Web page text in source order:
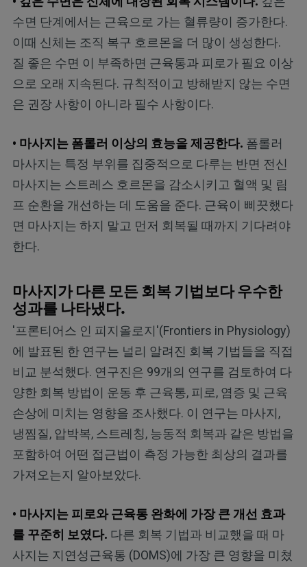
수면 단계에서는 근육으로 가는 혈류량이 증가한다.
이때 신체는 조직 복구 호르몬을 더 많이 생성한다.
질 좋은 수면 이 부족하면 근육통과 피로가 필요 이상
으로 오래 지속된다. 규칙적이고 방해받지 않는 수면
은 권장 사항이 아니라 필수 사항이다.
• 마사지는 폼롤러 이상의 효능을 제공한다. 폼롤러
마사지는 특정 부위를 집중적으로 다루는 반면 전신
마사지는 스트레스 호르몬을 감소시키고 혈액 및 림
프 순환을 개선하는 데 도움을 준다. 근육이 삐끗했다
면 마사지는 하지 말고 먼저 회복될 때까지 기다려야
한다.
마사지가 다른 모든 회복 기법보다 우수한
성과를 나타냈다.
'프론티어스 인 피지올로지'(Frontiers in Physiology)
에 발표된 한 연구는 널리 알려진 회복 기법들을 직접
비교 분석했다. 연구진은 99개의 연구를 검토하여 다
양한 회복 방법이 운동 후 근육통, 피로, 염증 및 근육
손상에 미치는 영향을 조사했다. 이 연구는 마사지,
냉찜질, 압박복, 스트레칭, 능동적 회복과 같은 방법을
포함하여 어떤 접근법이 측정 가능한 최상의 결과를
가져오는지 알아보았다.
• 마사지는 피로와 근육통 완화에 가장 큰 개선 효과
를 꾸준히 보였다. 다른 회복 기법과 비교했을 때 마
사지는 지연성근육통 (DOMS)에 가장 큰 영향을 미쳤